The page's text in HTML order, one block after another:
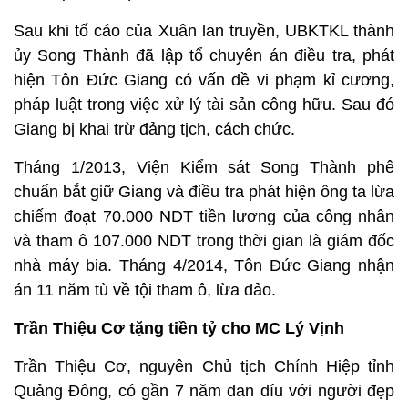
Sau khi tố cáo của Xuân lan truyền, UBKTKL thành
ủy Song Thành đã lập tổ chuyên án điều tra, phát
hiện Tôn Đức Giang có vấn đề vi phạm kỉ cương,
pháp luật trong việc xử lý tài sản công hữu. Sau đó
Giang bị khai trừ đảng tịch, cách chức.
Tháng 1/2013, Viện Kiểm sát Song Thành phê
chuẩn bắt giữ Giang và điều tra phát hiện ông ta lừa
chiếm đoạt 70.000 NDT tiền lương của công nhân
và tham ô 107.000 NDT trong thời gian là giám đốc
nhà máy bia. Tháng 4/2014, Tôn Đức Giang nhận
án 11 năm tù về tội tham ô, lừa đảo.
Trần Thiệu Cơ tặng tiền tỷ cho MC Lý Vịnh
Trần Thiệu Cơ, nguyên Chủ tịch Chính Hiệp tỉnh
Quảng Đông, có gần 7 năm dan díu với người đẹp